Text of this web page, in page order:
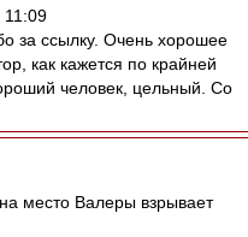
11:09
за ссылку. Очень хорошее
как кажется по крайней
человек, цельный. Со
место Валеры взрывает